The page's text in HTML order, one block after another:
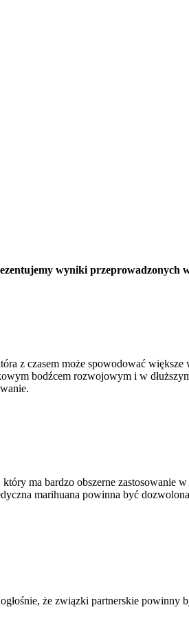
wyniki przeprowadzonych
z czasem może spowodować
bodźcem rozwojowym i w
ma bardzo obszerne
marihuana powinna być
że związki partnerskie